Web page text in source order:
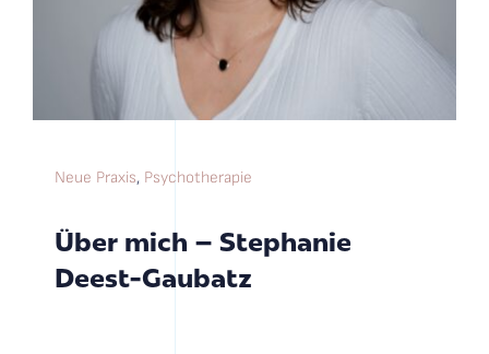
Neue Praxis, Psychotherapie
Über mich – Stephanie
Deest-Gaubatz